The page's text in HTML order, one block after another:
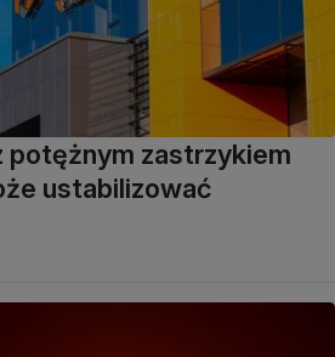
potężnym zastrzykiem
ustabilizować